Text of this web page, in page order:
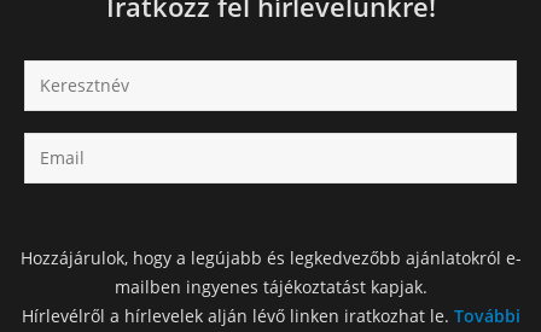
Hozzájárulok, hogy a legújabb és legkedvezőbb ajánlatokról e-
mailben ingyenes tájékoztatást kapjak.
Hírlevélről a hírlevelek alján lévő linken iratkozhat le. További